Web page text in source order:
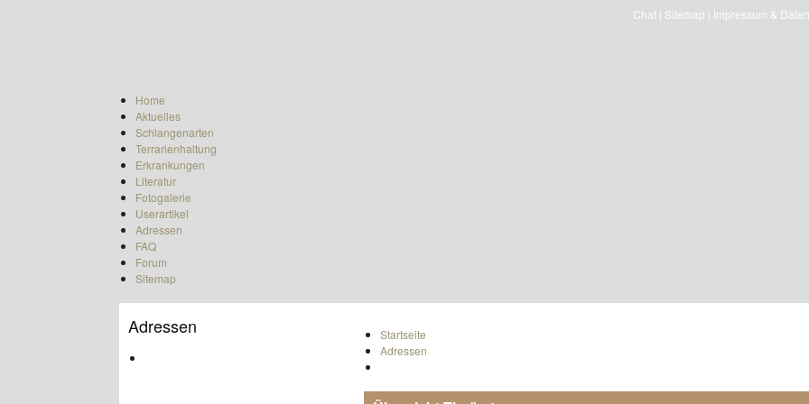
Chat | Sitemap | Impressum &
Home
Aktuelles
Schlangenarten
Terrarienhaltung
Erkrankungen
Literatur
Fotogalerie
Userartikel
Adressen
FAQ
Forum
Sitemap
Adressen
Startseite
Adressen